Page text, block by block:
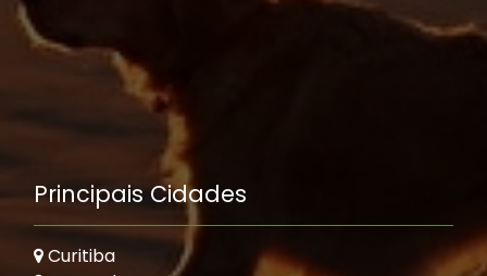
Principais Cidades
Curitiba